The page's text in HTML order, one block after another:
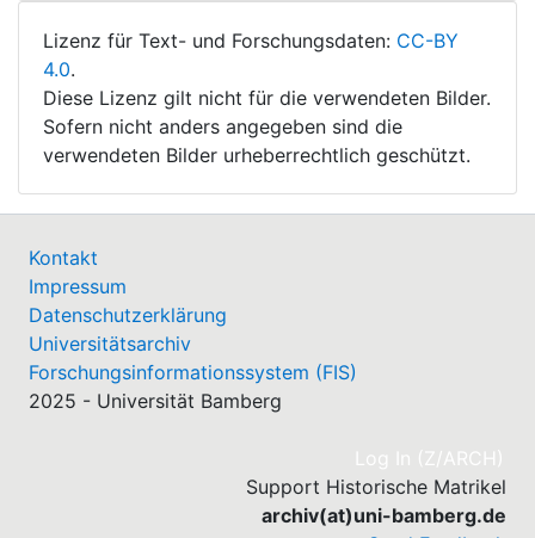
Lizenz für Text- und Forschungsdaten: CC-BY
4.0.
Diese Lizenz gilt nicht für die verwendeten Bilder.
Sofern nicht anders angegeben sind die
verwendeten Bilder urheberrechtlich geschützt.
Kontakt
Impressum
Datenschutzerklärung
Universitätsarchiv
Forschungsinformationssystem (FIS)
2025 - Universität Bamberg
Log In (Z/ARCH)
Support Historische Matrikel
archiv(at)uni-bamberg.de